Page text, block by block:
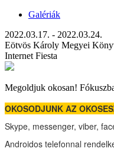
Galériák
2022.03.17. - 2022.03.24.
Eötvös Károly Megyei
Internet Fiesta
Megoldjuk okosan!
OKOSODJUNK AZ
Skype, messenger, viber,
Androidos telefonnal